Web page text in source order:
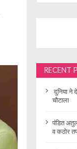
RECENT
दुनिया ने
चौटाला
पंडित
व कठोर